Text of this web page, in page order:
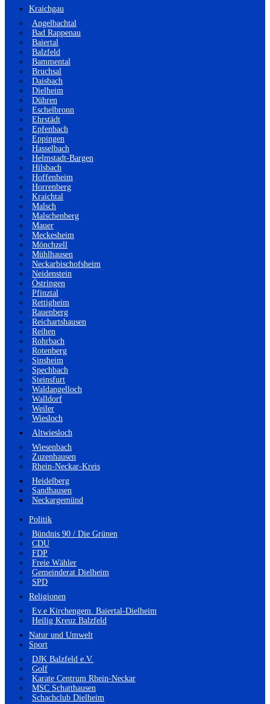
Kraichgau
Angelbachtal
Bad Rappenau
Baiertal
Balzfeld
Bammental
Bruchsal
Daisbach
Dielheim
Dühren
Eschelbronn
Ehrstädt
Epfenbach
Eppingen
Hasselbach
Helmstadt-Bargen
Hilsbach
Hoffenheim
Horrenberg
Kraichtal
Malsch
Malschenberg
Mauer
Meckesheim
Mönchzell
Mühlhausen
Neckarbischofsheim
Neidenstein
Östringen
Pfinztal
Rettigheim
Rauenberg
Reichartshausen
Reihen
Rohrbach
Rotenberg
Sinsheim
Spechbach
Steinsfurt
Waldangelloch
Walldorf
Weiler
Wiesloch
Altwiesloch
Wiesenbach
Zuzenhausen
Rhein-Neckar-Kreis
Heidelberg
Sandhausen
Neckargemünd
Politik
Bündnis 90 / Die Grünen
CDU
FDP
Freie Wähler
Gemeinderat Dielheim
SPD
Religionen
Ev.e Kirchengem. Baiertal-Dielheim
Heilig Kreuz Balzfeld
Natur und Umwelt
Sport
DJK Balzfeld e.V.
Golf
Karate Centrum Rhein-Neckar
MSC Schatthausen
Schachclub Dielheim